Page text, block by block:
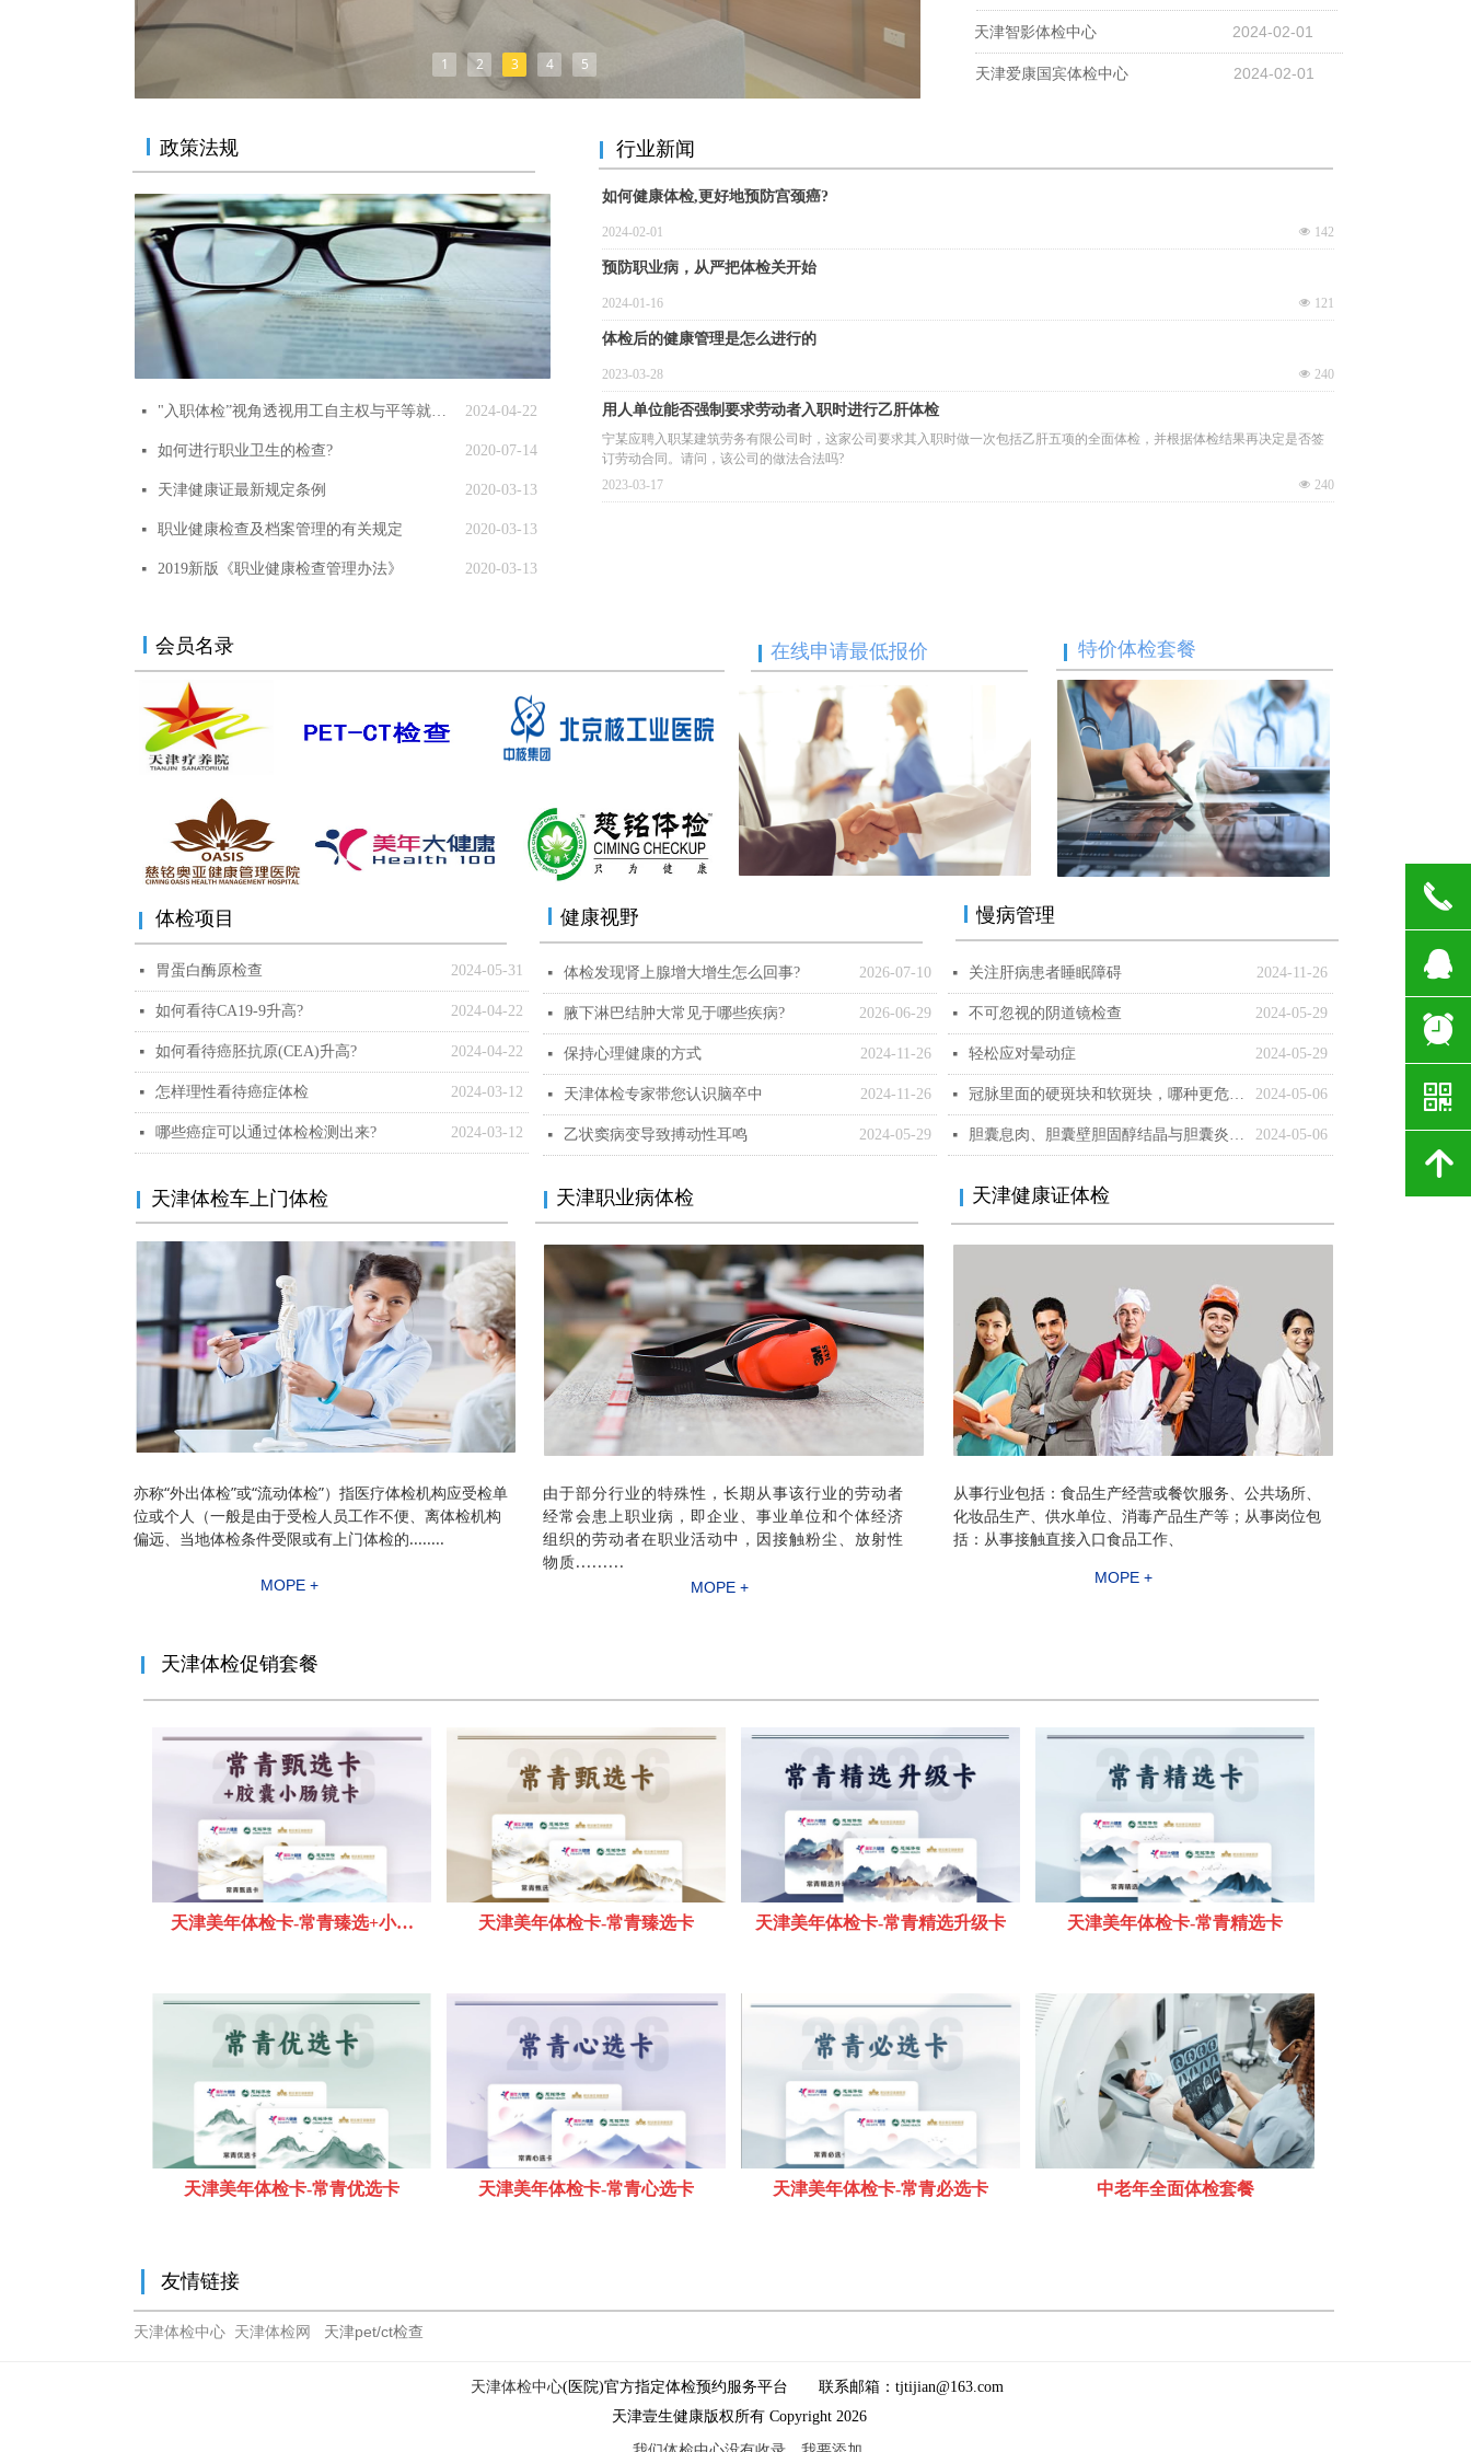
1 2 3 4 5
政策法规
2024-04-22
넷 "入职体检”视角透视用工自主权与平等就业权
2020-07-14
넷 如何进行职业卫生的检查?
2020-03-13
넷 天津健康证最新规定条例
2020-03-13
넷 职业健康检查及档案管理的有关规定
2020-03-13
넷 2019新版《职业健康检查管理办法》
行业新闻
如何健康体检,更好地预防宫颈癌?
넶 142
2024-02-01
预防职业病，从严把体检关开始
넶 121
2024-01-16
体检后的健康管理是怎么进行的
넶 240
2023-03-28
用人单位能否强制要求劳动者入职时进行乙肝体检
宁某应聘入职某建筑劳务有限公司时，这家公司要求其入职时做一次包括乙肝五项的全面体检，并根据体检结果再决定是否签
订劳动合同。请问，该公司的做法合法吗?
넶 240
2023-03-17
会员名录 特价体检套餐
体检项目 慢病管理
天津职业病体检
健康视野
天津健康证体检
天津体检车上门体检
2024-05-31
넷 胃蛋白酶原检查
2024-04-22
넷 如何看待CA19-9升高?
2024-04-22
넷 如何看待癌胚抗原(CEA)升高?
2024-03-12
넷 怎样理性看待癌症体检
2024-03-12
넷 哪些癌症可以通过体检检测出来?
2026-07-10
넷 体检发现肾上腺增大增生怎么回事?
2026-06-29
넷 腋下淋巴结肿大常见于哪些疾病?
2024-11-26
넷 保持心理健康的方式
2024-11-26
넷 天津体检专家带您认识脑卒中
2024-05-29
넷 乙状窦病变导致搏动性耳鸣
2024-11-26
넷 关注肝病患者睡眠障碍
2024-05-29
넷 不可忽视的阴道镜检查
2024-05-29
넷 轻松应对晕动症
2024-05-06
넷 冠脉里面的硬斑块和软斑块，哪种更危险?
2024-05-06
넷 胆囊息肉、胆囊壁胆固醇结晶与胆囊炎、胆囊结石有关系吗?
从事行业包括：食品生产经营或餐饮服务、公共场所、
化妆品生产、供水单位、消毒产品生产等；从事岗位包
括：从事接触直接入口食品工作、
MOPE +
由于部分行业的特殊性，长期从事该行业的劳动者
经常会患上职业病，即企业、事业单位和个体经济
组织的劳动者在职业活动中，因接触粉尘、放射性
物质.........
MOPE +
亦称“外出体检”或“流动体检”）指医疗体检机构应受检单
位或个人（一般是由于受检人员工作不便、离体检机构
偏远、当地体检条件受限或有上门体检的........
MOPE +
友情链接
在线申请最低报价
天津体检中心 天津体检网 天津pet/ct检查
天津智影体检中心 2024-02-01
天津体检促销套餐
天津美年体检卡-常青臻选+小肠
天津美年体检卡-常青臻选卡 天津美年体检卡-常青精选升级卡 天津美年体检卡-常青精选卡
天津美年体检卡-常青优选卡 天津美年体检卡-常青心选卡 天津美年体检卡-常青必选卡 中老年全面体检套餐
天津爱康国宾体检中心 2024-02-01
天津体检中心(医院)官方指定体检预约服务平台
联系邮箱：tjtijian@163.com
天津壹生健康版权所有 Copyright 2026
끅
뀩
뀥
낃
녕